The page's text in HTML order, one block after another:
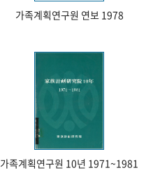
가족계획연구원 연보 1978
가족계획연구원 10년 1971~1981